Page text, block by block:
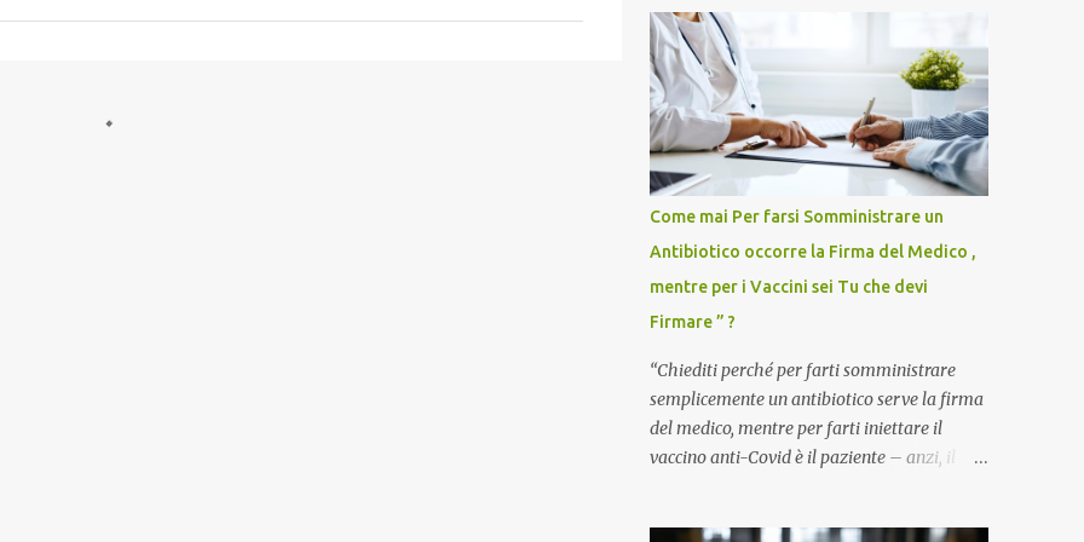
Come mai Per farsi Somministrare un
Antibiotico occorre la Firma del Medico ,
mentre per i Vaccini sei Tu che devi
Firmare ” ?
“Chiediti perché per farti somministrare
semplicemente un antibiotico serve la firma
del medico, mentre per farti iniettare il
vaccino anti-Covid è il paziente – anzi, il